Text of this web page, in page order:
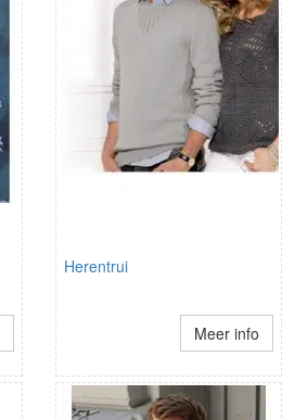
Herentrui
Meer info